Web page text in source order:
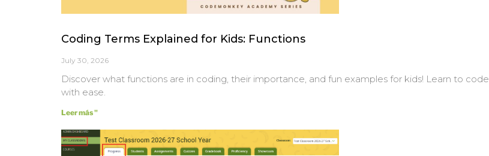
Coding Terms Explained for Kids: Functions
July 30, 2026
Discover what functions are in coding, their importance, and fun examples for kids! Learn to code
with ease.
Leer más "